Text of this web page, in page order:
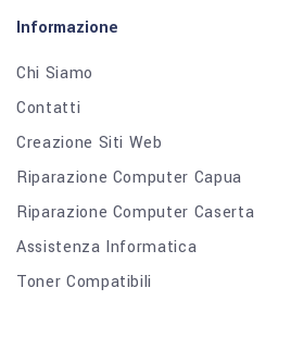
Informazione
Chi Siamo
Contatti
Creazione Siti Web
Riparazione Computer Capua
Riparazione Computer Caserta
Assistenza Informatica
Toner Compatibili